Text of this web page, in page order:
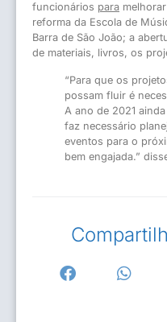
funcionários para
reforma da Escola de
Barra de São João; a
de materiais, livros, os
“Para que os
possam fluir é
A ano de 2021
faz necessário
eventos para o
bem engajada.”